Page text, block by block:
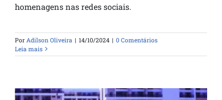
homenagens nas redes sociais.
PorAdilson Oliveira | 14/10/2024 | 0 Comentários
Leia mais